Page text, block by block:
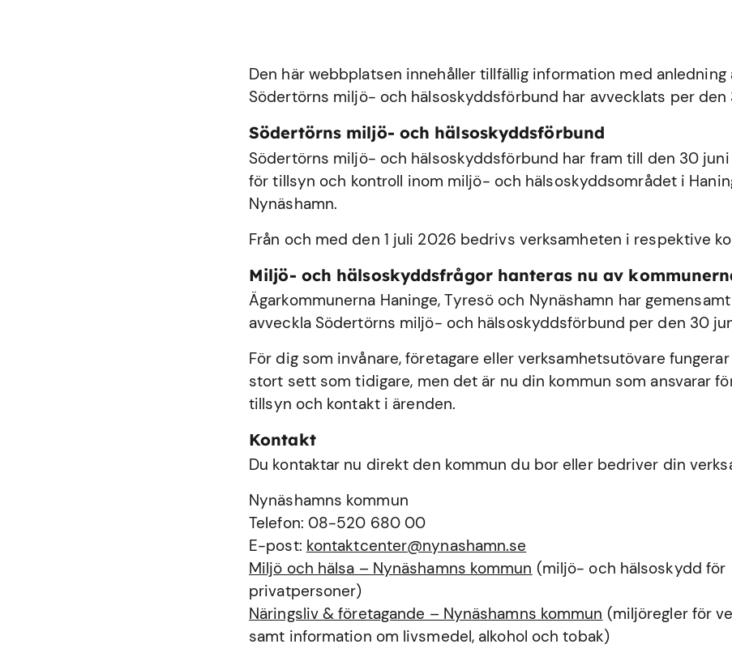
Den här webbplatsen innehåller tillfällig information med anledning
Södertörns miljö- och hälsoskyddsförbund har avvecklats per
Södertörns miljö- och hälsoskyddsförbund
Södertörns miljö- och hälsoskyddsförbund har fram till den 30
för tillsyn och kontroll inom miljö- och hälsoskyddsområdet i
Nynäshamn.
Från och med den 1 juli 2026 bedrivs verksamheten i respektive
Miljö- och hälsoskyddsfrågor hanteras nu av
Ägarkommunerna Haninge, Tyresö och Nynäshamn har
avveckla Södertörns miljö- och hälsoskyddsförbund per den 30
För dig som invånare, företagare eller verksamhetsutövare
stort sett som tidigare, men det är nu din kommun som ansvarar
tillsyn och kontakt i ärenden.
Kontakt
Du kontaktar nu direkt den kommun du bor eller bedriver din
Nynäshamns kommun
Telefon: 08-520 680 00
E-post: kontaktcenter@nynashamn.se
Miljö och hälsa – Nynäshamns kommun (miljö- och hälsoskydd för
privatpersoner)
Näringsliv & företagande – Nynäshamns kommun (miljöregler för
samt information om livsmedel, alkohol och tobak)